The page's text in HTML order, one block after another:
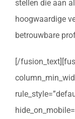
stellen die aan
hoogwaardige
betrouwbare
[/